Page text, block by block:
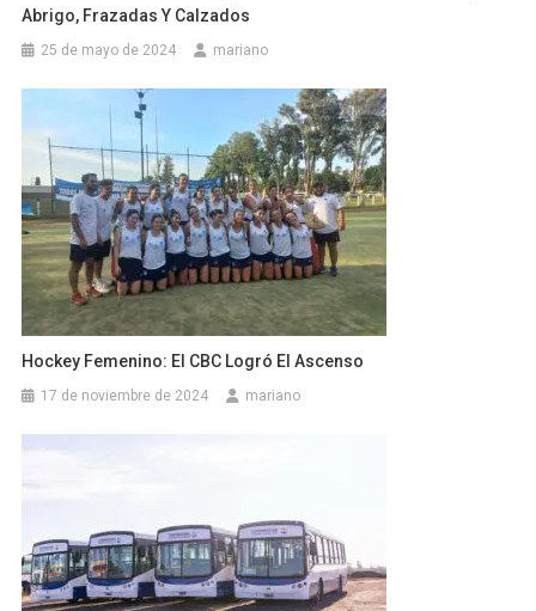
Abrigo, Frazadas Y Calzados
25 de mayo de 2024 mariano
Hockey Femenino: El CBC Logró El Ascenso
17 de noviembre de 2024 mariano